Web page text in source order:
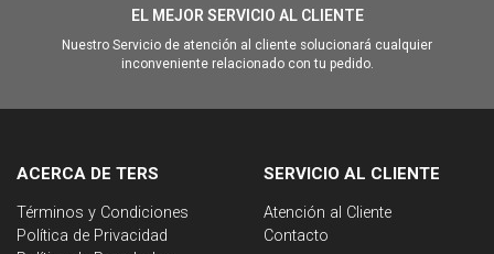
EL MEJOR SERVICIO AL CLIENTE
Nuestro Servicio de atención al cliente solucionará cualquier
inconveniente relacionado con tu pedido.
ACERCA DE TERS
Términos y Condiciones
Política de Privacidad
SERVICIO AL CLIENTE
Atención al Cliente
Contacto